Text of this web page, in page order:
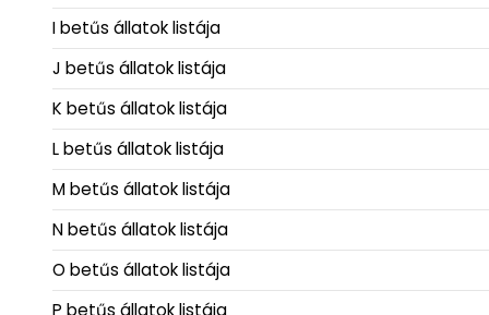
I betűs állatok listája
J betűs állatok listája
K betűs állatok listája
L betűs állatok listája
M betűs állatok listája
N betűs állatok listája
O betűs állatok listája
P betűs állatok listája